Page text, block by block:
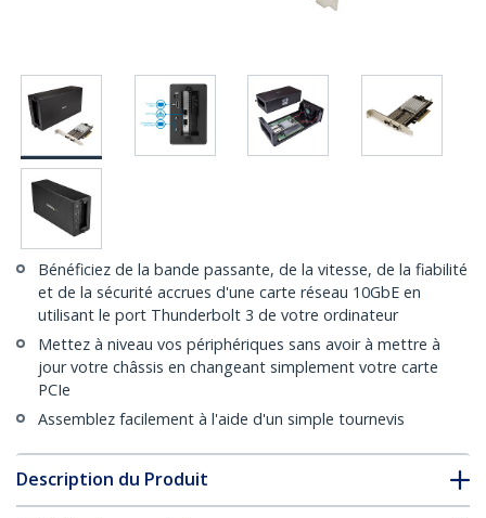
Bénéficiez de la bande passante, de la vitesse, de la fiabilité
et de la sécurité accrues d'une carte réseau 10GbE en
utilisant le port Thunderbolt 3 de votre ordinateur
Mettez à niveau vos périphériques sans avoir à mettre à
jour votre châssis en changeant simplement votre carte
PCIe
Assemblez facilement à l'aide d'un simple tournevis
Description du Produit